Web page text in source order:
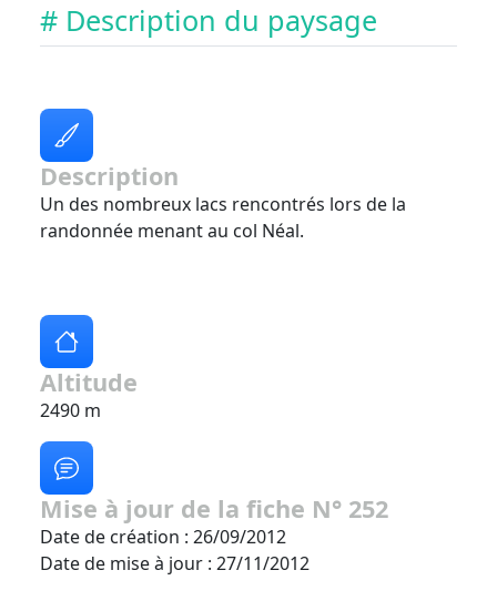
# Description du paysage
Description
Un des nombreux lacs rencontrés lors de la
randonnée menant au col Néal.
Altitude
2490 m
Mise à jour de la fiche N° 252
Date de création : 26/09/2012
Date de mise à jour : 27/11/2012